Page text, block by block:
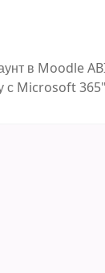
в Moodle
с Microsoft